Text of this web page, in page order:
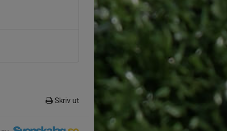
Skriv ut